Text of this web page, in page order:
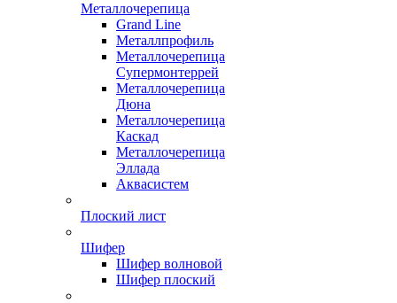
Металлочерепица
Grand Line
Металлпрофиль
Металлочерепица
Супермонтеррей
Металлочерепица
Дюна
Металлочерепица
Каскад
Металлочерепица
Эллада
Аквасистем
Плоский лист
Шифер
Шифер волновой
Шифер плоский